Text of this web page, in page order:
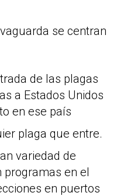
se centran
de las plagas
a Estados Unidos
en ese país
plaga que entre.
variedad de
programas en el
en puertos